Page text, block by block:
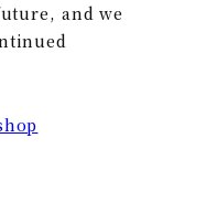
and we